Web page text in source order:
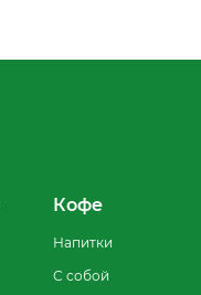
Кофе
Напитки
С собой